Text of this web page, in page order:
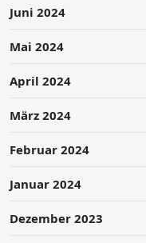
Juni 2024
Mai 2024
April 2024
März 2024
Februar 2024
Januar 2024
Dezember 2023